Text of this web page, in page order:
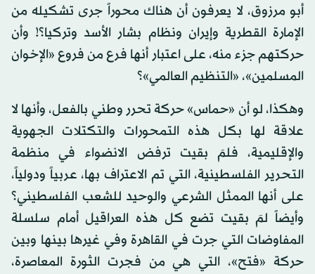
أبو مرزوق، لا يعرفون أن هناك محوراً جرى تشكيله من
الإمارة القطرية وإيران ونظام بشار الأسد وتركيا؟! وأن
حركتهم جزء منه، على اعتبار أنها فرع من فروع «الإخوان
المسلمين»، «التنظيم العالمي»؟
وهكذا، لو أن «حماس» حركة تحرر وطني بالفعل، وأنها لا
علاقة لها بكل هذه التمحورات والتكتلات الجهوية
والإقليمية، فلمَ بقيت ترفض الانضواء في منظمة
التحرير الفلسطينية، التي تم الاعتراف بها، عربياً ودولياً،
على أنها الممثل الشرعي والوحيد للشعب الفلسطيني؟
وأيضاً لمَ بقيت تضع كل هذه العراقيل أمام سلسلة
المفاوضات التي جرت في القاهرة وفي غيرها بينها وبين
حركة «فتح»، التي هي من فجرت الثورة المعاصرة،